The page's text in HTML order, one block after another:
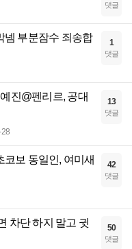
댓글
넴 부분잠수 죄송합
1
댓글
진@펜리르, 공대
28
13
댓글
코보 동일인, 여미새 42
댓글
차단 하지 말고 귓
50
댓글